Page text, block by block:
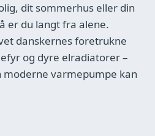
dit sommerhus eller din
er du langt fra alene.
danskernes foretrukne
og dyre elradiatorer –
moderne varmepumpe kan